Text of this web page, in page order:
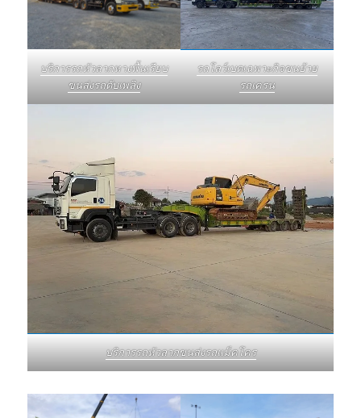
บริการรถหัวลากหางพื้นเรียบ
ขนส่งรถดับเพลิง
รถโลว์เบดเฉพาะกิจขนย้าย
รถเครน
บริการรถหัวลากขนส่งรถแม็คโคร